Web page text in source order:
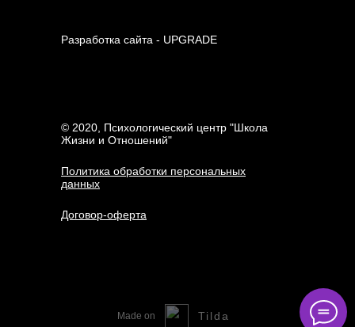
© 2020, Психологический центр "Школа
Жизни и Отношений"
Политика обработки персональных
данных
Договор-оферта
Разработка сайта - UPGRADE
Made on Tilda